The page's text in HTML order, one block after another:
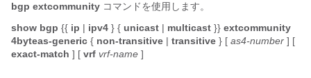
bgp extcommunity コマンドを使用します。
show bgp {{ ip | ipv4 } { unicast | multicast }} extcommunity
4byteas-generic { non-transitive | transitive } [ as4-number ] [
exact-match ] [ vrf vrf-name ]